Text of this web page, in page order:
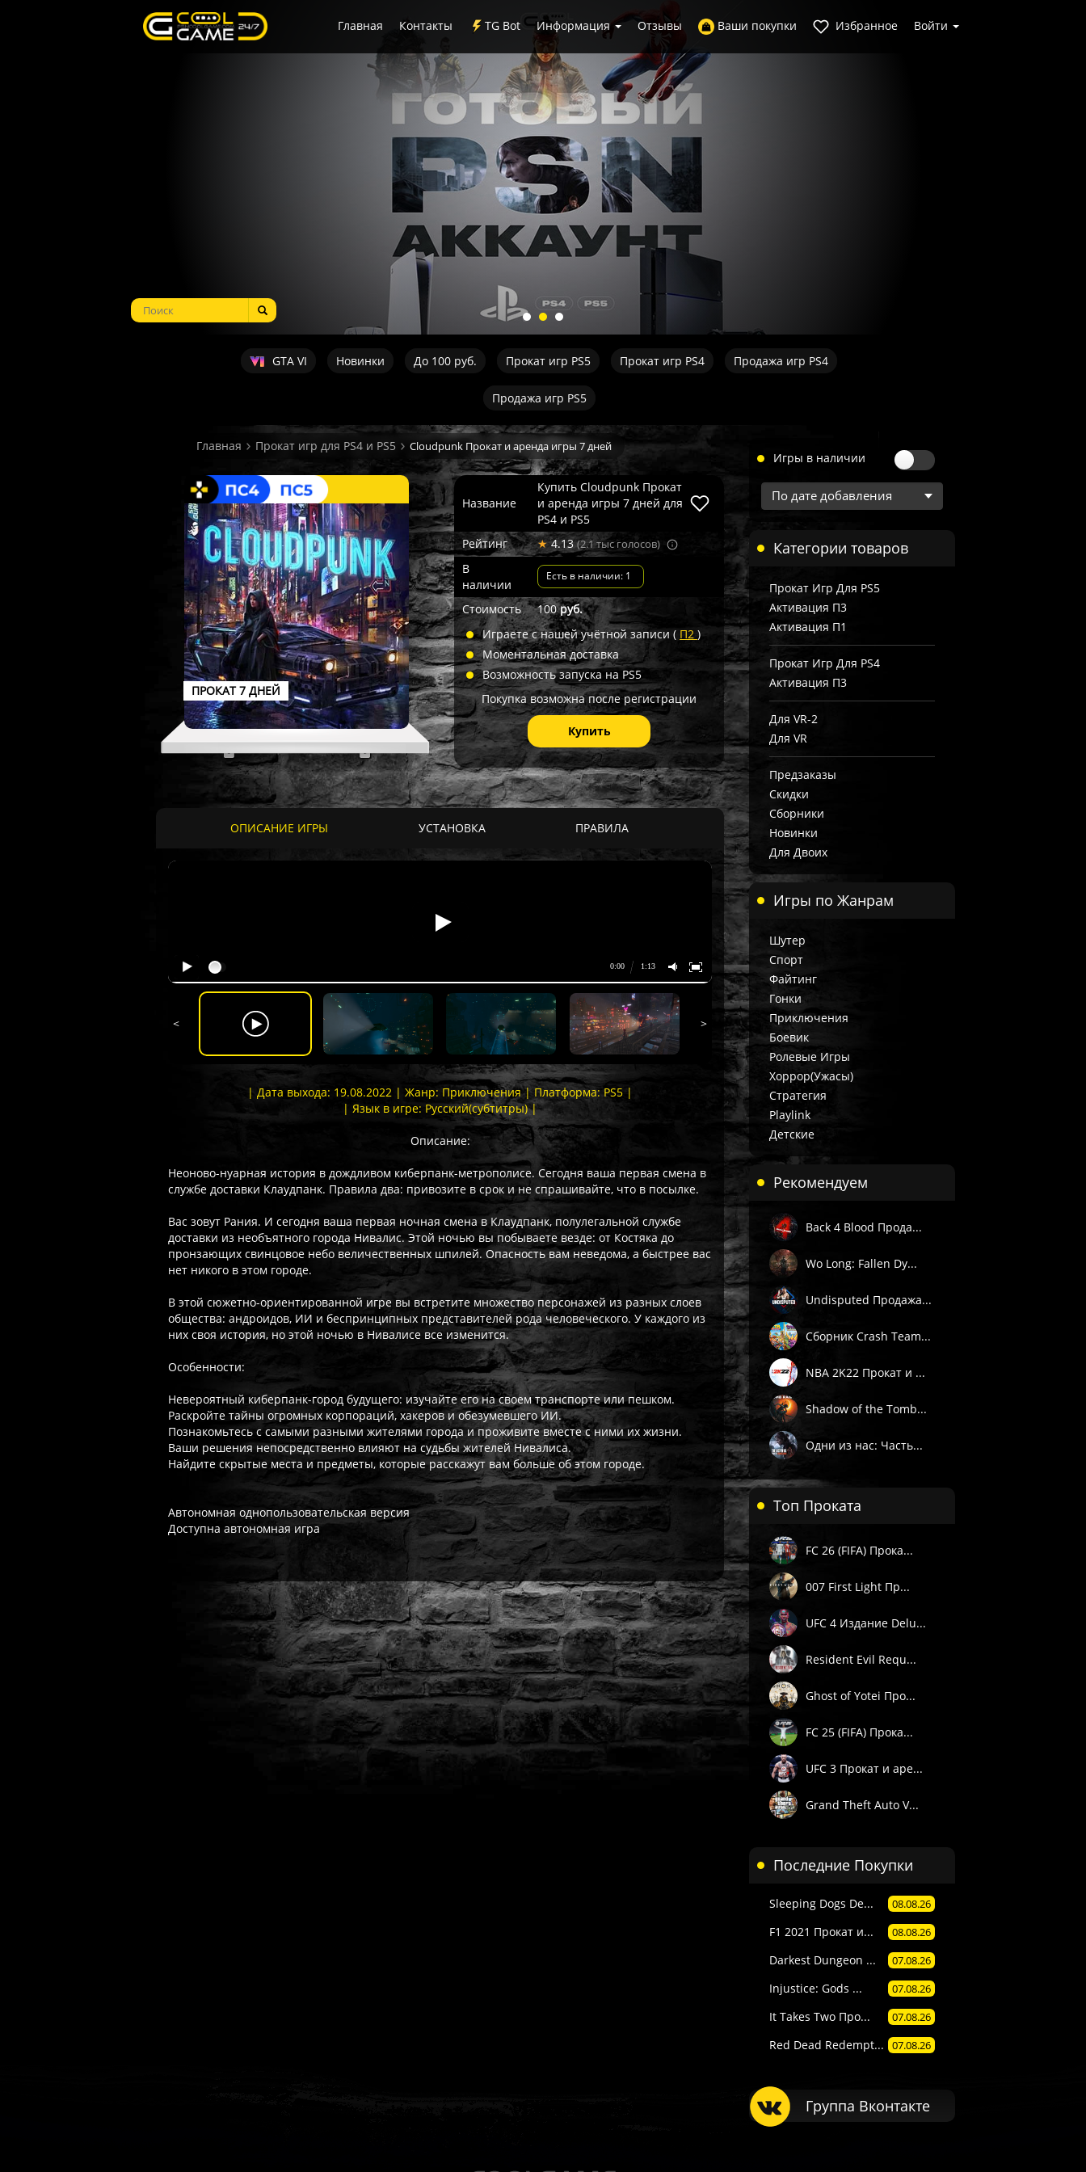
Главная Контакты TG Bot Информация Отзывы Ваши покупки Избранное Войти
GTA VI Новинки До 100 руб. Прокат игр PS5 Прокат игр PS4 Продажа игр PS4
Продажа игр PS5
Главная Прокат игр для PS4 и PS5 Cloudpunk Прокат и аренда игры 7 дней
ПРОКАТ 7 ДНЕЙ
Название
Купить Cloudpunk Прокат
и аренда игры 7 дней для
PS4 и PS5
Рейтинг
★4.13(2.1 тыс голосов)
В
наличии
Есть в наличии: 1
Стоимость 100руб.
Играете с нашей учётной записи ( П2)
Моментальная доставка
Возможность запуска на PS5
Покупка возможна после регистрации
Купить
ОПИСАНИЕ ИГРЫ УСТАНОВКА ПРАВИЛА
< >
| Дата выхода: 19.08.2022 | Жанр: Приключения | Платформа: PS5 |
| Язык в игре: Русский(субтитры) |
Описание:
Неоново-нуарная история в дождливом киберпанк-метрополисе. Сегодня ваша первая смена в
службе доставки Клаудпанк. Правила два: привозите в срок и не спрашивайте, что в посылке.
Вас зовут Рания. И сегодня ваша первая ночная смена в Клаудпанк, полулегальной службе
доставки из необъятного города Нивалис. Этой ночью вы побываете везде: от Костяка до
пронзающих свинцовое небо величественных шпилей. Опасность вам неведома, а быстрее вас
нет никого в этом городе.
В этой сюжетно-ориентированной игре вы встретите множество персонажей из разных слоев
общества: андроидов, ИИ и беспринципных представителей рода человеческого. У каждого из
них своя история, но этой ночью в Нивалисе все изменится.
Особенности:
Невероятный киберпанк-город будущего: изучайте его на своем транспорте или пешком.
Раскройте тайны огромных корпораций, хакеров и обезумевшего ИИ.
Познакомьтесь с самыми разными жителями города и проживите вместе с ними их жизни.
Ваши решения непосредственно влияют на судьбы жителей Нивалиса.
Найдите скрытые места и предметы, которые расскажут вам больше об этом городе.
Автономная однопользовательская версия
Доступна автономная игра
Часто спрашивают
Когда я получу доступ к игре?Прокат выдаётся автоматически сразу после оплаты. Активации (П3, П1) — вручную в течение 3 часов в рабочее время
Работает ли русский язык?Если локализация игры для PlayStation существует — она будет в игре. Подробности смотрите в описании товара.
Что если игра не запускается?Свяжитесь с нашей поддержкой — поможем решить проблему. На все товары даётся гарантия.
Есть ли поддержка после покупки?Да, наша поддержка работает ежедневно с 08:00 до 22:00 МСК. Пишите через сайт, VK или Telegram.
Игры в наличии
Категории товаров
Прокат Игр Для PS5
Активация П3
Активация П1
Прокат Игр Для PS4
Активация П3
Для VR-2
Для VR
Предзаказы
Скидки
Сборники
Новинки
Для Двоих
Игры по Жанрам
Шутер
Спорт
Файтинг
Гонки
Приключения
Боевик
Ролевые Игры
Хоррор(Ужасы)
Стратегия
Playlink
Детские
Рекомендуем
Back 4 Blood Прода...
Wo Long: Fallen Dy...
Undisputed Продажа...
Сборник Crash Team...
NBA 2K22 Прокат и ...
Shadow of the Tomb...
Одни из нас: Часть...
Топ Проката
FC 26 (FIFA) Прока...
007 First Light Пр...
UFC 4 Издание Delu...
Resident Evil Requ...
Ghost of Yotei Про...
FC 25 (FIFA) Прока...
UFC 3 Прокат и аре...
Grand Theft Auto V...
Последние Покупки
Sleeping Dogs De... 08.08.26
F1 2021 Прокат и... 08.08.26
Darkest Dungeon ... 07.08.26
Injustice: Gods ... 07.08.26
It Takes Two Про... 07.08.26
Red Dead Redempt... 07.08.26
Группа Вконтакте